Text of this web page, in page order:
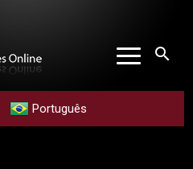
search
Português